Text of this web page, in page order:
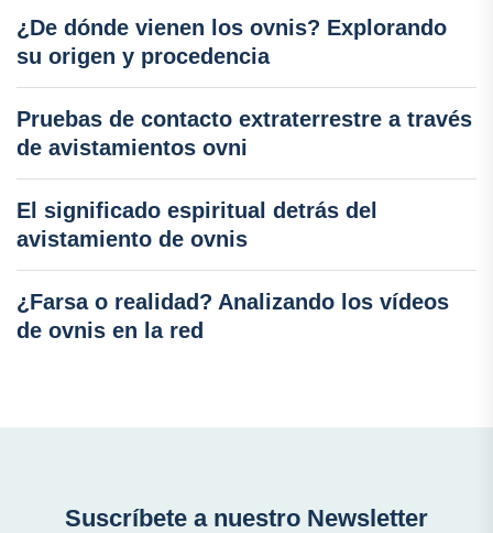
¿De dónde vienen los ovnis? Explorando
su origen y procedencia
Pruebas de contacto extraterrestre a través
de avistamientos ovni
El significado espiritual detrás del
avistamiento de ovnis
¿Farsa o realidad? Analizando los vídeos
de ovnis en la red
Suscríbete a nuestro Newsletter